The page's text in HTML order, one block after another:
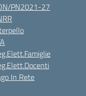
PN2021-27
In Rete